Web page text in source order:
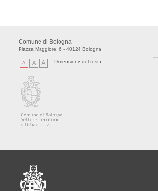
Comune di Bologna
Piazza Maggiore, 6 - 40124 Bologna
A A A Dimensione del testo